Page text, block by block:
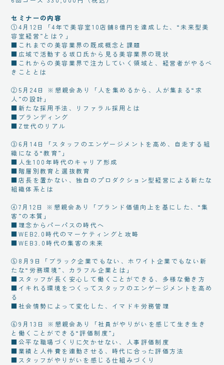
セミナーの内容
①4月12日「4年で美容室10店舗8億円を達成した、“未来型美
容室経営”とは？」
■これまでの美容業界の既成概念と課題
■広域で活動する坂口氏から見る美容業界の現状
■これからの美容業界で注力していく領域と、経営者がやるべ
きこととは
②5月24日 ※懇親会あり「人を集めるから、人が集まる“求
人”の設計」
■新たな採用手法、リファラル採用とは
■ブランディング
■Z世代のリアル
③6月14日「スタッフのエンゲージメントを高め、自走する組
織になる“教育”」
■人生100年時代のキャリア形成
■階層別教育と選抜教育
■店長を置かない、独自のプロダクション型経営による新たな
組織体系とは
④7月12日 ※懇親会あり「ブランド価値向上を基にした、“集
客”の本質」
■理念からパーパスの時代へ
■WEB2.0時代のマーケティングと攻略
■WEB3.0時代の集客の未来
⑤8月9日「ブラック企業でもない、ホワイト企業でもない新
たな“労務環境”、カラフル企業とは」
■スタッフが長く安心して働くことができる、多様な働き方
■イキれる環境をつくってスタッフのエンゲージメントを高め
る
■社会情勢によって変化した、イマドキ労務管理
⑥9月13日 ※懇親会あり「社員がやりがいを感じて生き生き
と働くことができる“評価制度”」
■公平な職場づくりに欠かせない、人事評価制度
■業績と人件費を連動させる、時代に合った評価方法
■スタッフがやりがいを感じる仕組みづくり